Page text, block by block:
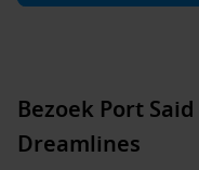
Bezoek Port
Dreamlines